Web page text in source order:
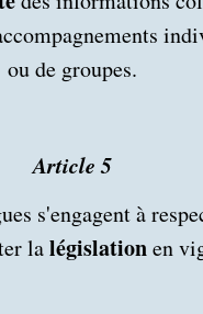
ou de groupes.
Article 5
s'engagent à
lalégislationen